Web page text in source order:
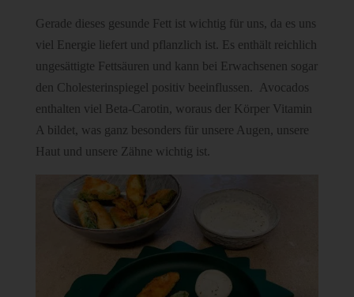
Gerade dieses gesunde Fett ist wichtig für uns, da es uns
viel Energie liefert und pflanzlich ist. Es enthält reichlich
ungesättigte Fettsäuren und kann bei Erwachsenen sogar
den Cholesterinspiegel positiv beeinflussen. Avocados
enthalten viel Beta-Carotin, woraus der Körper Vitamin
A bildet, was ganz besonders für unsere Augen, unsere
Haut und unsere Zähne wichtig ist.